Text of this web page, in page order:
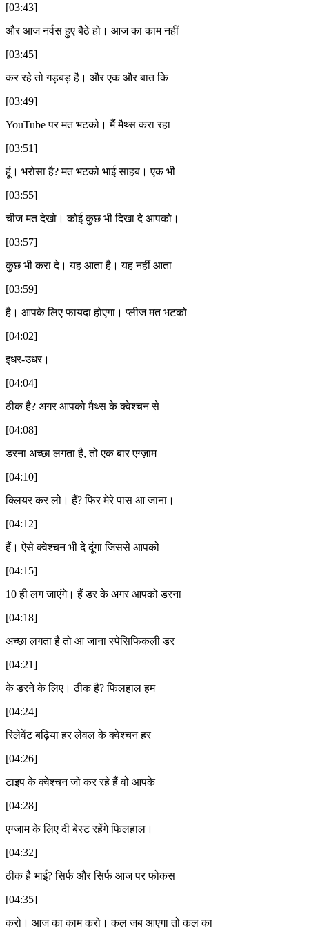
[03:43]
और आज नर्वस हुए बैठे हो। आज का काम नहीं
[03:45]
कर रहे तो गड़बड़ है। और एक और बात कि
[03:49]
YouTube पर मत भटको। मैं मैथ्स करा रहा
[03:51]
हूं। भरोसा है? मत भटको भाई साहब। एक भी
[03:55]
चीज मत देखो। कोई कुछ भी दिखा दे आपको।
[03:57]
कुछ भी करा दे। यह आता है। यह नहीं आता
[03:59]
है। आपके लिए फायदा होएगा। प्लीज मत भटको
[04:02]
इधर-उधर।
[04:04]
ठीक है? अगर आपको मैथ्स के क्वेश्चन से
[04:08]
डरना अच्छा लगता है, तो एक बार एग्ज़ाम
[04:10]
क्लियर कर लो। हैं? फिर मेरे पास आ जाना।
[04:12]
हैं। ऐसे क्वेश्चन भी दे दूंगा जिससे आपको
[04:15]
10 ही लग जाएंगे। हैं डर के अगर आपको डरना
[04:18]
अच्छा लगता है तो आ जाना स्पेसिफिकली डर
[04:21]
के डरने के लिए। ठीक है? फिलहाल हम
[04:24]
रिलेवेंट बढ़िया हर लेवल के क्वेश्चन हर
[04:26]
टाइप के क्वेश्चन जो कर रहे हैं वो आपके
[04:28]
एग्जाम के लिए दी बेस्ट रहेंगे फिलहाल।
[04:32]
ठीक है भाई? सिर्फ और सिर्फ आज पर फोकस
[04:35]
करो। आज का काम करो। कल जब आएगा तो कल का